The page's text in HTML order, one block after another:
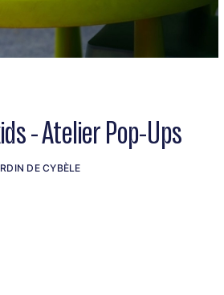
- Atelier Pop-Ups
DE CYBÈLE